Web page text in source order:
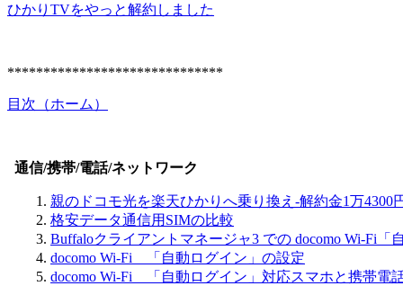
ひかりTVをやっと解約しました
******************************
目次（ホーム）